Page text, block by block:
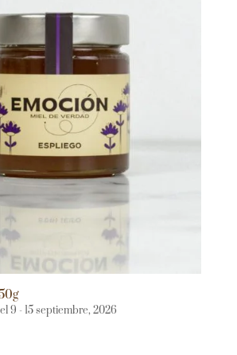
9 - 15 septiembre, 2026